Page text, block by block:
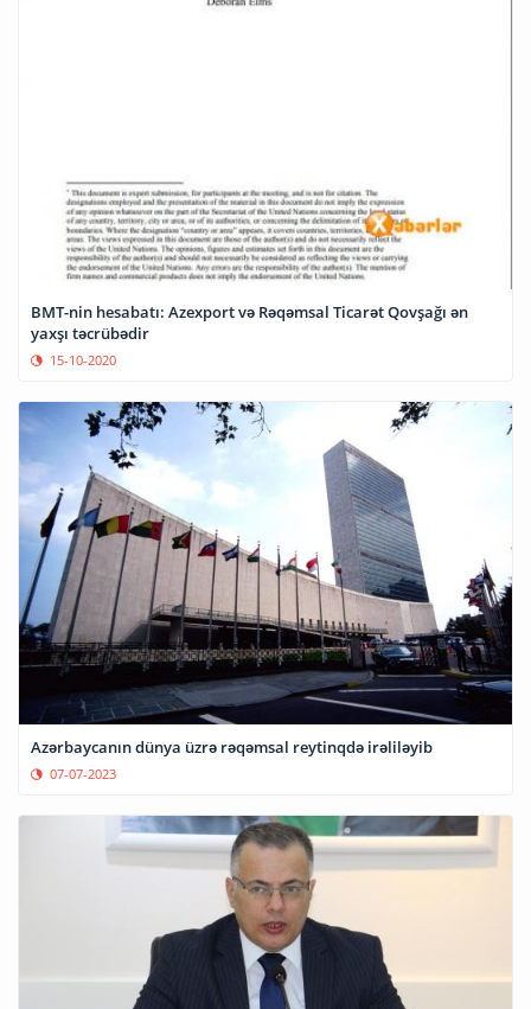
BMT-nin hesabatı: Azexport və Rəqəmsal Ticarət Qovşağı ən
yaxşı təcrübədir
15-10-2020
Azərbaycanın dünya üzrə rəqəmsal reytinqdə irəliləyib
07-07-2023